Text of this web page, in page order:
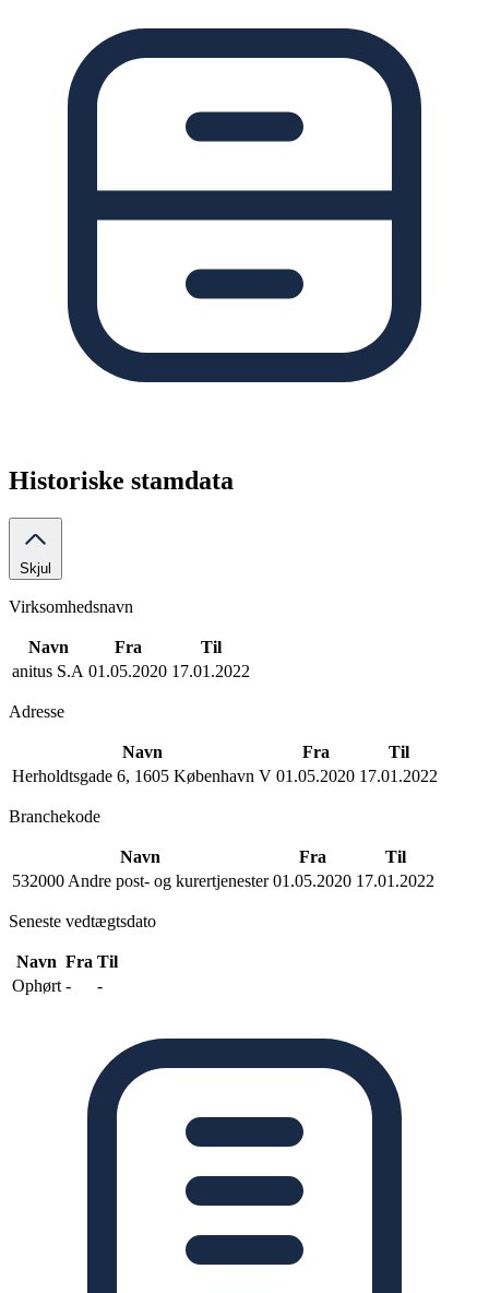
Historiske stamdata
Skjul
Virksomhedsnavn
Navn Fra
Til
anitus S.A 01.05.2020 17.01.2022
Adresse
Navn Fra
Til
Herholdtsgade 6, 1605 København V 01.05.2020 17.01.2022
Branchekode
Navn Fra
Til
532000 Andre post- og kurertjenester 01.05.2020 17.01.2022
Seneste vedtægtsdato
Navn Fra Til
Ophørt - -